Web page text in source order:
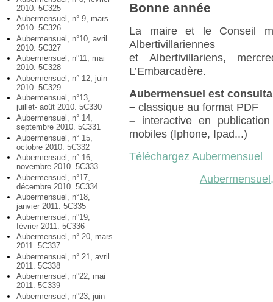
2010. 5C325
Aubermensuel, n° 9, mars
2010. 5C326
Aubermensuel, n°10, avril
2010. 5C327
Aubermensuel, n°11, mai
2010. 5C328
Aubermensuel, n° 12, juin
2010. 5C329
Aubermensuel, n°13,
juillet- août 2010. 5C330
Aubermensuel, n° 14,
septembre 2010. 5C331
Aubermensuel, n° 15,
octobre 2010. 5C332
Aubermensuel, n° 16,
novembre 2010. 5C333
Aubermensuel, n°17,
décembre 2010. 5C334
Aubermensuel, n°18,
janvier 2011. 5C335
Aubermensuel, n°19,
février 2011. 5C336
Aubermensuel, n° 20, mars
2011. 5C337
Aubermensuel, n° 21, avril
2011. 5C338
Aubermensuel, n°22, mai
2011. 5C339
Aubermensuel, n°23, juin
Bonne année
La maire et le Conseil
Albertivillariennes
et Albertivillariens,
L’Embarcadère.
Aubermensuel est
– classique au format PDF
– interactive en
mobiles (Iphone, Ipad...)
Téléchargez Aubermensuel